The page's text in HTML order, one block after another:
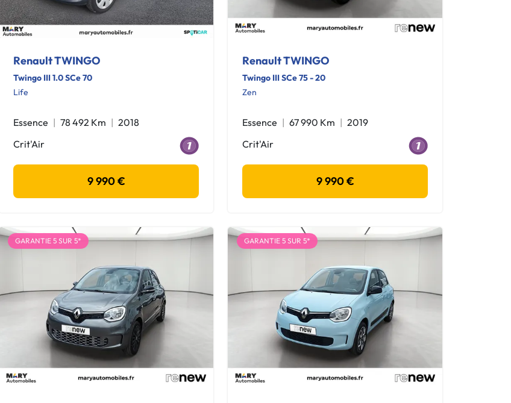
Renault TWINGO
Twingo III 1.0 SCe 70
Life
Essence 78 492 Km
2018
Crit'Air
9 990 €
Renault TWINGO
Twingo III SCe 75 - 20
Zen
Essence 67 990 Km
2019
Crit'Air
9 990 €
GARANTIE 5 SUR 5* GARANTIE 5 SUR 5*